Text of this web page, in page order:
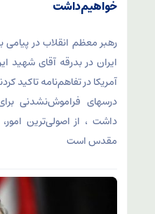
خواهیم داشت
رهبر معظم انقلاب در
ایران در بدرقه آقای شهید
آمریکا در تفاهم‌نامه تاکید
درسهای فراموش‌نشدنی
داشت ، از اصولی‌ترین
مقدس است